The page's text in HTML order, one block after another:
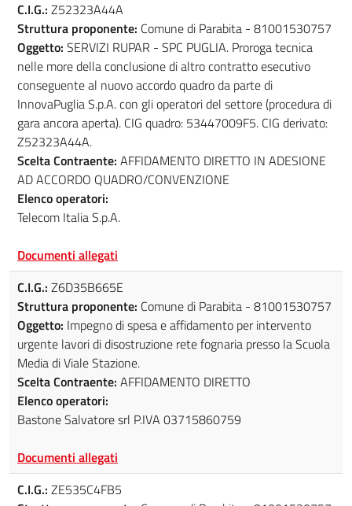
C.I.G.: Z52323A44A
Struttura proponente: Comune di Parabita - 81001530757
Oggetto: SERVIZI RUPAR - SPC PUGLIA. Proroga tecnica
nelle more della conclusione di altro contratto esecutivo
conseguente al nuovo accordo quadro da parte di
InnovaPuglia S.p.A. con gli operatori del settore (procedura di
gara ancora aperta). CIG quadro: 53447009F5. CIG derivato:
Z52323A44A.
Scelta Contraente: AFFIDAMENTO DIRETTO IN ADESIONE
AD ACCORDO QUADRO/CONVENZIONE
Elenco operatori:
Telecom Italia S.p.A.
Documenti allegati
C.I.G.: Z6D35B665E
Struttura proponente: Comune di Parabita - 81001530757
Oggetto: Impegno di spesa e affidamento per intervento
urgente lavori di disostruzione rete fognaria presso la Scuola
Media di Viale Stazione.
Scelta Contraente: AFFIDAMENTO DIRETTO
Elenco operatori:
Bastone Salvatore srl P.IVA 03715860759
Documenti allegati
C.I.G.: ZE535C4FB5